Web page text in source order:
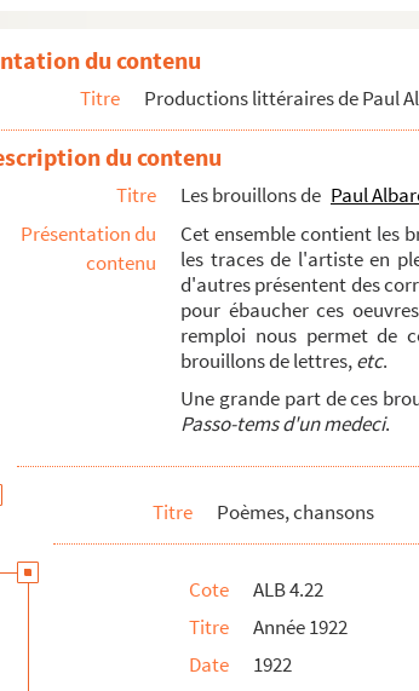
du contenu
Titre Productions littéraires de Paul
du contenu
Titre Les brouillons de Paul
Présentation du
contenu
Cet ensemble contient les
les traces de l'artiste en
d'autres présentent des
pour ébaucher ces
remploi nous permet de
brouillons de lettres,etc.
Une grande part de ces
Passo-tems d'un medeci.
Titre Poèmes, chansons
Cote
ALB 4.22
Titre
Année 1922
Date
1922